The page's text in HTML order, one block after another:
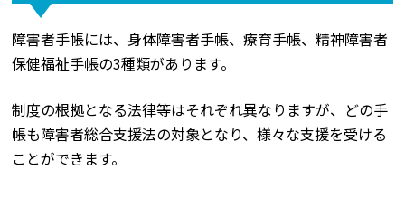
障害者手帳には、身体障害者手帳、療育手帳、精神障害者
保健福祉手帳の3種類があります。
制度の根拠となる法律等はそれぞれ異なりますが、どの手
帳も障害者総合支援法の対象となり、様々な支援を受ける
ことができます。